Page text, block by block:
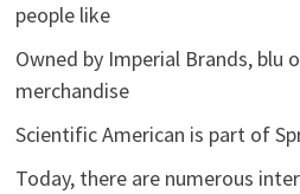
people like
Owned by Imperial Brands, blu
merchandise
Scientific American is part of
Today, there are numerous